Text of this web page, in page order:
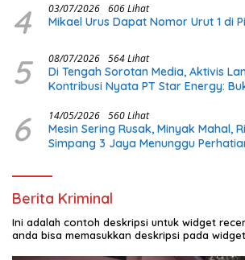
4 03/07/2026 606 Lihat
Mikael Urus Dapat Nomor Urut 1 di
5 08/07/2026 564 Lihat
Di Tengah Sorotan Media, Aktivis
Kontribusi Nyata PT Star Energy:
6 14/05/2026 560 Lihat
Mesin Sering Rusak, Minyak Mahal,
Simpang 3 Jaya Menunggu
Berita Kriminal
Ini adalah contoh deskripsi untuk widget
anda bisa memasukkan deskripsi pada